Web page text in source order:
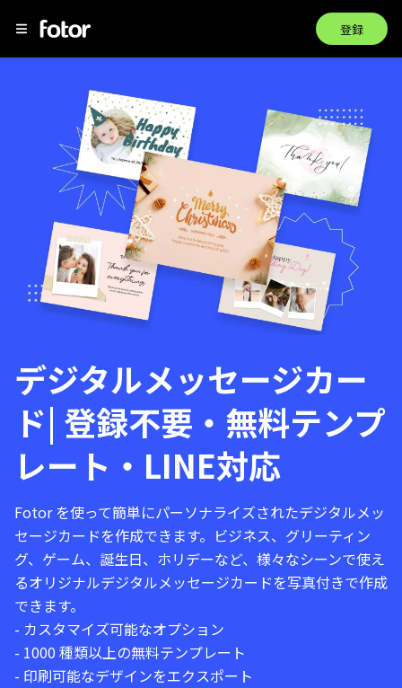
登録
デジタルメッセージカー
ド| 登録不要・無料テンプ
レート・LINE対応
Fotor を使って簡単にパーソナライズされたデジタルメッ
セージカードを作成できます。ビジネス、グリーティン
グ、ゲーム、誕生日、ホリデーなど、様々なシーンで使え
るオリジナルデジタルメッセージカードを写真付きで作成
できます。
- カスタマイズ可能なオプション
- 1000 種類以上の無料テンプレート
- 印刷可能なデザインをエクスポート